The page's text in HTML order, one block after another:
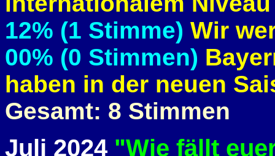
12% (1 Stimme) Wir
00% (0 Stimmen)
haben in der neuen
Gesamt: 8 Stimmen
Juli 2024 "Wie fällt